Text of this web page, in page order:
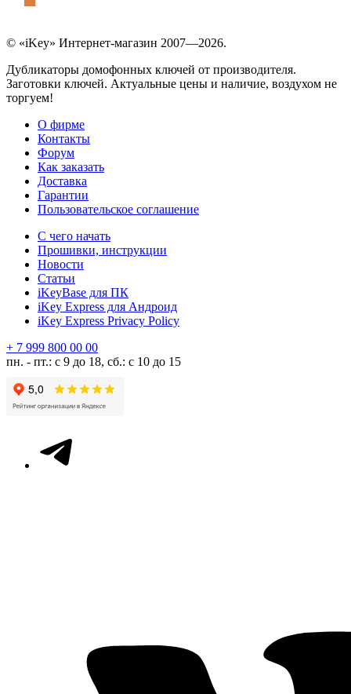
© «iKey» Интернет-магазин 2007—2026.
Дубликаторы домофонных ключей от производителя.
Заготовки ключей. Актуальные цены и наличие, воздухом не
торгуем!
О фирме
Контакты
Форум
Как заказать
Доставка
Гарантии
Пользовательское соглашение
С чего начать
Прошивки, инструкции
Новости
Статьи
iKeyBase для ПК
iKey Express для Андроид
iKey Express Privacy Policy
+ 7 999 800 00 00
пн. - пт.: с 9 до 18, сб.: с 10 до 15